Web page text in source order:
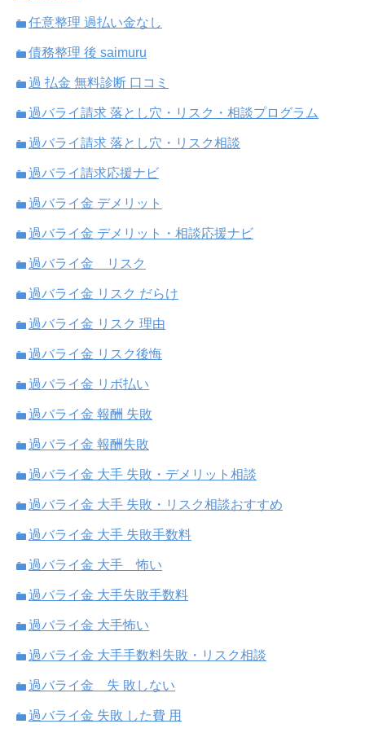
任意整理 過払い金なし
債務整理 後 saimuru
過 払金 無料診断 口コミ
過バライ請求 落とし穴・リスク・相談プログラム
過バライ請求 落とし穴・リスク相談
過バライ請求応援ナビ
過バライ金 デメリット
過バライ金 デメリット・相談応援ナビ
過バライ金 リスク
過バライ金 リスク だらけ
過バライ金 リスク 理由
過バライ金 リスク後悔
過バライ金 リボ払い
過バライ金 報酬 失敗
過バライ金 報酬失敗
過バライ金 大手 失敗・デメリット相談
過バライ金 大手 失敗・リスク相談おすすめ
過バライ金 大手 失敗手数料
過バライ金 大手 怖い
過バライ金 大手失敗手数料
過バライ金 大手怖い
過バライ金 大手手数料失敗・リスク相談
過バライ金 失 敗しない
過バライ金 失敗 した費 用